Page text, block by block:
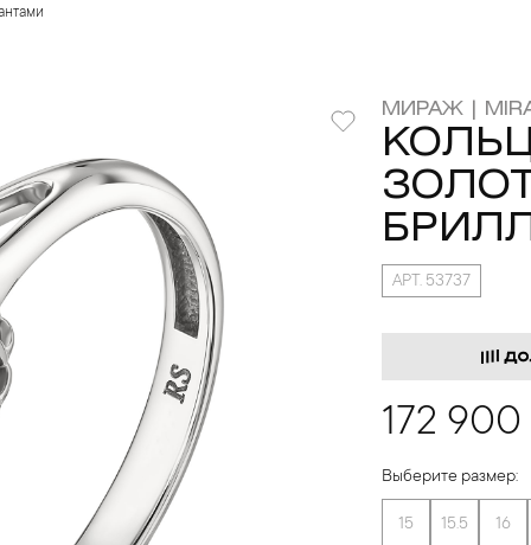
МИРАЖ |
АРТ. 53737
172
Выберите размер:
15 15.5 16